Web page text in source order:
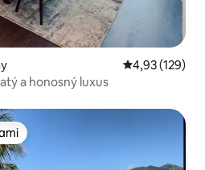
Priemerné
4,93 (129)
a honosný luxus